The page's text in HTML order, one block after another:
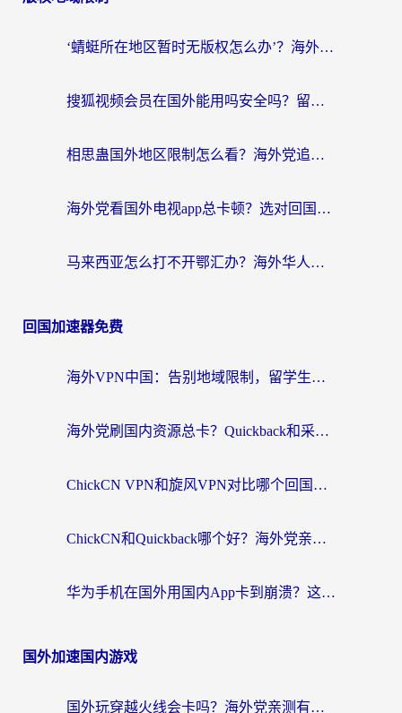
‘蜻蜓所在地区暂时无版权怎么办’？海外党看国内内容、办国内事的实用指南
搜狐视频会员在国外能用吗安全吗？留学生亲测有效的回国观影解决方案
相思蛊国外地区限制怎么看？海外党追剧听歌的终极解决方案
海外党看国外电视app总卡顿？选对回国加速器，追剧购物两不误
马来西亚怎么打不开鄂汇办？海外华人必备的回国加速指南，解决追剧、办事、阅读难题
回国加速器免费
海外VPN中国：告别地域限制，留学生与华人如何轻松刷国内剧、玩国服？
海外党刷国内资源总卡？Quickback和采集蜂好用吗？这篇指南帮你避坑
ChickCN VPN和旋风VPN对比哪个回国效果更好？海外党亲测实用指南
ChickCN和Quickback哪个好？海外党亲测回国加速器，轻松解锁国内资源（附避坑指南）
华为手机在国外用国内App卡到崩溃？这篇加速器指南帮你无缝刷剧打游戏
国外加速国内游戏
国外玩穿越火线会卡吗？海外党亲测有效的国服游戏加速指南